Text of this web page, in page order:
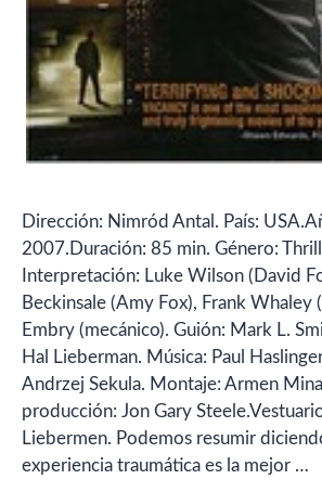
Dirección: Nimród Antal. País:
2007.Duración: 85 min. Género:
Interpretación: Luke Wilson (David
Beckinsale (Amy Fox), Frank Whaley
Embry (mecánico). Guión: Mark L.
Hal Lieberman. Música: Paul
Andrzej Sekula. Montaje: Armen
producción: Jon Gary
Liebermen. Podemos resumir
experiencia traumática es la mejor …